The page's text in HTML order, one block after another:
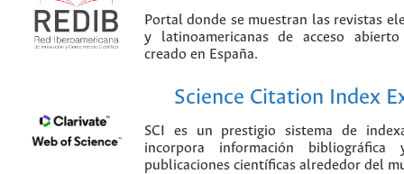
Portal donde se muestran las revistas
y latinoamericanas de acceso
creado en España.
Science Citation Index
SCI es un prestigio sistema de
incorpora información
publicaciones científicas alrededor del